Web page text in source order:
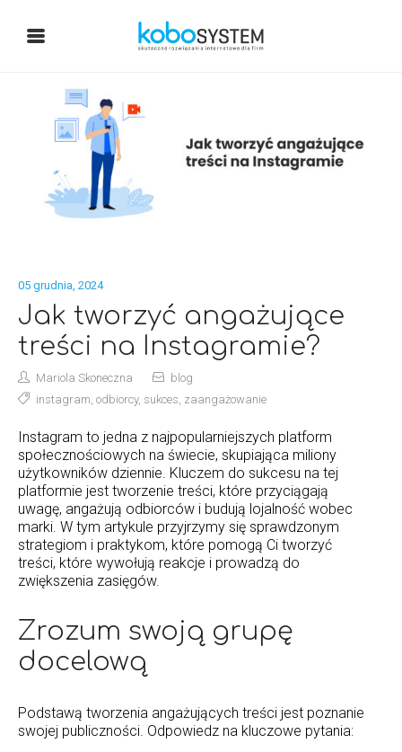
05 grudnia, 2024
Jak tworzyć angażujące
treści na Instagramie?
Mariola Skoneczna
blog
instagram, odbiorcy, sukces, zaangażowanie
Instagram to jedna z najpopularniejszych platform
społecznościowych na świecie, skupiająca miliony
użytkowników dziennie. Kluczem do sukcesu na tej
platformie jest tworzenie treści, które przyciągają
uwagę, angażują odbiorców i budują lojalność wobec
marki. W tym artykule przyjrzymy się sprawdzonym
strategiom i praktykom, które pomogą Ci tworzyć
treści, które wywołują reakcje i prowadzą do
zwiększenia zasięgów.
Zrozum swoją grupę
docelową
Podstawą tworzenia angażujących treści jest poznanie
swojej publiczności. Odpowiedz na kluczowe pytania: